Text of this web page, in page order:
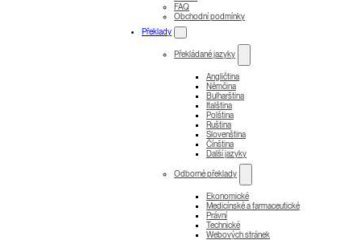
FAQ
Obchodní podmínky
Překlady
Překládané jazyky
Angličtina
Němčina
Bulharština
Italština
Polština
Ruština
Slovenština
Čínština
Další jazyky
Odborné překlady
Ekonomické
Medicínské a farmaceutické
Právní
Technické
Webových stránek